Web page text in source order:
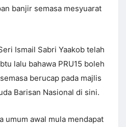
banjir semasa mesyuarat
Ismail Sabri Yaakob telah
lalu bahawa PRU15 boleh
berucap pada majlis
Barisan Nasional di sini.
umum awal mula mendapat